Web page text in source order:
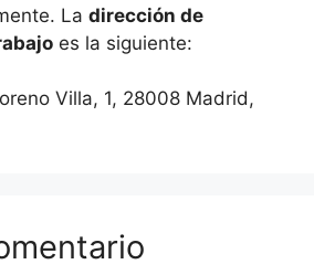
La dirección de
es la siguiente:
Villa, 1, 28008 Madrid,